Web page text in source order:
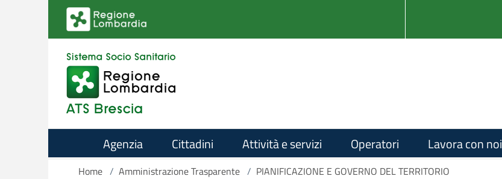
Salta al contenuto principale
Agenzia Cittadini Attività e servizi Operatori Lavora con noi
Home / Amministrazione Trasparente / PIANIFICAZIONE E GOVERNO DEL TERRITORIO